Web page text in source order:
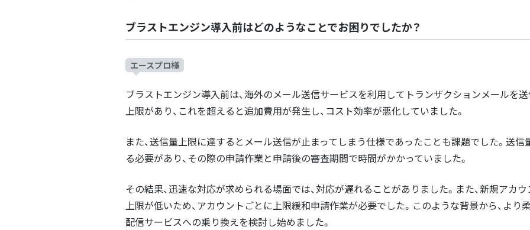
ブラストエンジン導入前はどのようなことでお困りでしたか？
エースプロ様
ブラストエンジン導入前は、海外のメール送信サービスを利用してトランザクションメールを
上限があり、これを超えると追加費用が発生し、コスト効率が悪化していました。
また、送信量上限に達するとメール送信が止まってしまう仕様であったことも課題でした。送
る必要があり、その際の申請作業と申請後の審査期間で時間がかかっていました。
その結果、迅速な対応が求められる場面では、対応が遅れることがありました。また、新規アカ
上限が低いため、アカウントごとに上限緩和申請作業が必要でした。このような背景から、よ
配信サービスへの乗り換えを検討し始めました。